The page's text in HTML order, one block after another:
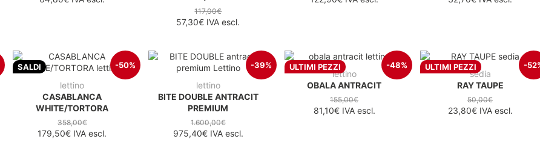
117,00€
57,30€ IVA escl.
SALDI -50%
lettino
CASABLANCA
WHITE/TORTORA
358,00€
179,50€ IVA escl.
-39%
lettino
BITE DOUBLE ANTRACIT
PREMIUM
1.600,00€
975,40€IVA escl.
ULTIMI PEZZI -48%
lettino
OBALA ANTRACIT
155,00€
81,10€IVA escl.
ULTIMI PEZZI -
sedia
RAY TAUPE
50,00€
23,80€IVA escl.